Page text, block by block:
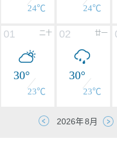
24℃ 24℃
二十
01
30°
23℃
廿一
02
30°
23℃